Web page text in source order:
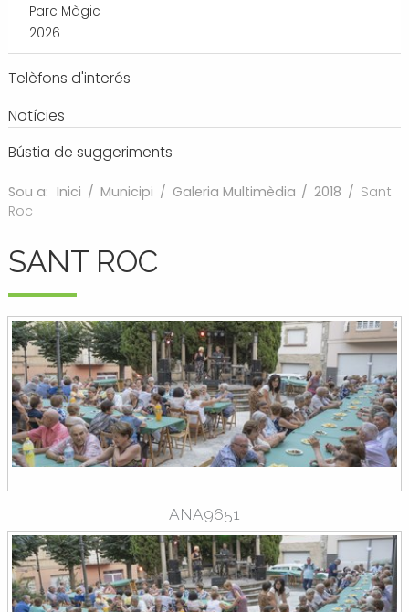
Parc Màgic
2026
Telèfons d'interés
Notícies
Bústia de suggeriments
Sou a: Inici / Municipi / Galeria Multimèdia / 2018 / Sant
Roc
SANT ROC
ANA9651